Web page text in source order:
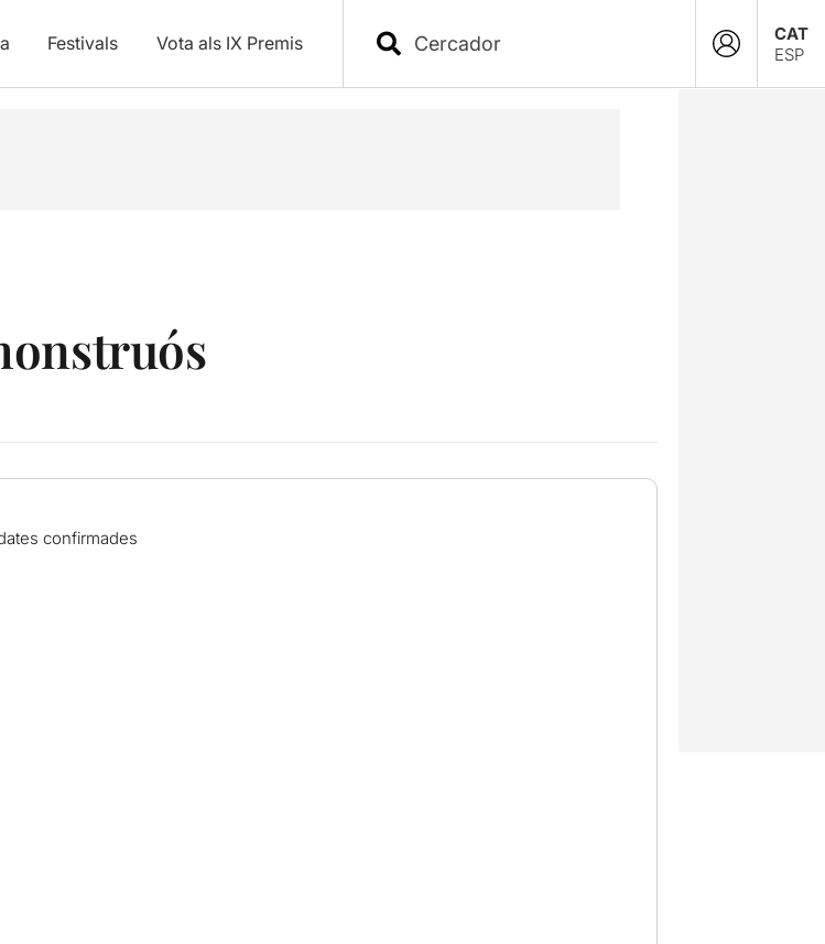
Festivals Vota als IX Premis
CAT
ESP
confirmades